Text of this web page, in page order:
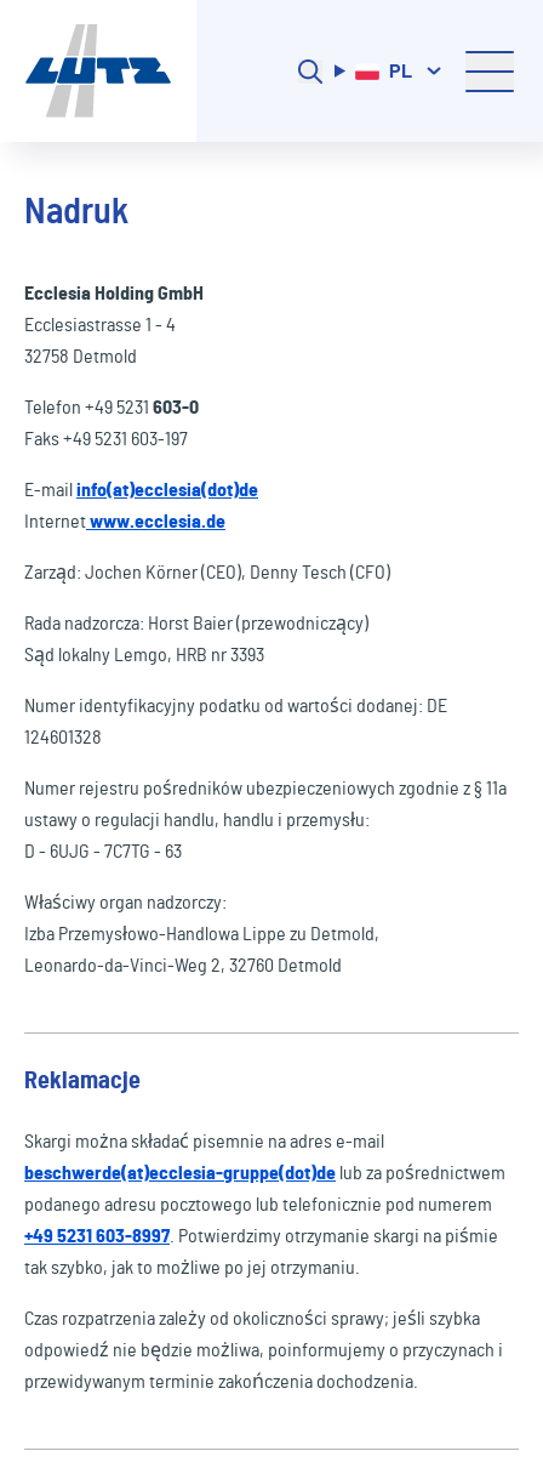
PL
Nadruk
Ecclesia Holding GmbH
Ecclesiastrasse 1 - 4
32758 Detmold
Telefon +49 5231 603-0
Faks +49 5231 603-197
E-mail info(at)ecclesia(dot)de
Internetwww.ecclesia.de
Zarząd: Jochen Körner (CEO), Denny Tesch (CFO)
Rada nadzorcza: Horst Baier (przewodniczący)
Sąd lokalny Lemgo, HRB nr 3393
Numer identyfikacyjny podatku od wartości dodanej: DE
124601328
Numer rejestru pośredników ubezpieczeniowych zgodnie z § 11a
ustawy o regulacji handlu, handlu i przemysłu:
D - 6UJG - 7C7TG - 63
Właściwy organ nadzorczy:
Izba Przemysłowo-Handlowa Lippe zu Detmold,
Leonardo-da-Vinci-Weg 2, 32760 Detmold
Reklamacje
Skargi można składać pisemnie na adres e-mail
beschwerde(at)ecclesia-gruppe(dot)de lub za pośrednictwem
podanego adresu pocztowego lub telefonicznie pod numerem
+49 5231 603-8997 . Potwierdzimy otrzymanie skargi na piśmie
tak szybko, jak to możliwe po jej otrzymaniu.
Czas rozpatrzenia zależy od okoliczności sprawy; jeśli szybka
odpowiedź nie będzie możliwa, poinformujemy o przyczynach i
przewidywanym terminie zakończenia dochodzenia.